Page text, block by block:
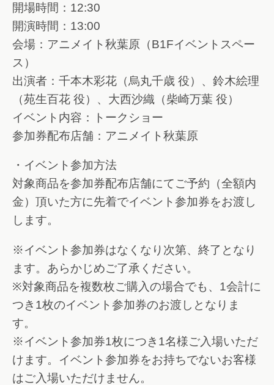
開場時間：12:30
開演時間：13:00
会場：アニメイト秋葉原（B1Fイベントスペー
ス）
出演者：千本木彩花（烏丸千歳 役）、鈴木絵理
（苑生百花 役）、大西沙織（柴崎万葉 役）
イベント内容：トークショー
参加券配布店舗：アニメイト秋葉原
・イベント参加方法
対象商品を参加券配布店舗にてご予約（全額内
金）頂いた方に先着でイベント参加券をお渡し
します。
※イベント参加券はなくなり次第、終了となり
ます。あらかじめご了承ください。
※対象商品を複数枚ご購入の場合でも、1会計に
つき1枚のイベント参加券のお渡しとなりま
す。
※イベント参加券1枚につき1名様ご入場いただ
けます。イベント参加券をお持ちでないお客様
はご入場いただけません。